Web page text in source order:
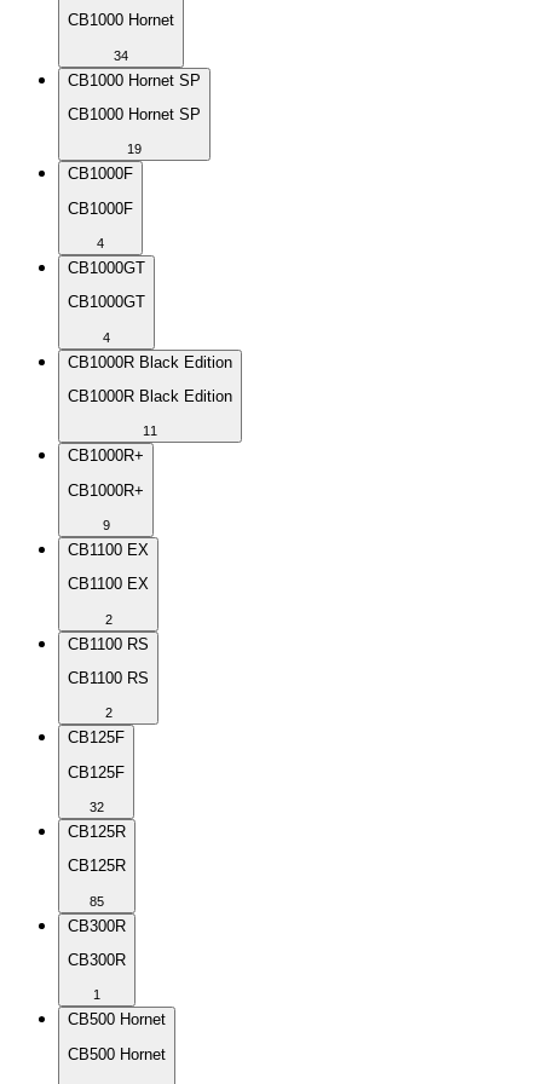
CB1000 Hornet
34
CB1000 Hornet SP
CB1000 Hornet SP
19
CB1000F
CB1000F
4
CB1000GT
CB1000GT
4
CB1000R Black Edition
CB1000R Black Edition
11
CB1000R+
CB1000R+
9
CB1100 EX
CB1100 EX
2
CB1100 RS
CB1100 RS
2
CB125F
CB125F
32
CB125R
CB125R
85
CB300R
CB300R
1
CB500 Hornet
CB500 Hornet